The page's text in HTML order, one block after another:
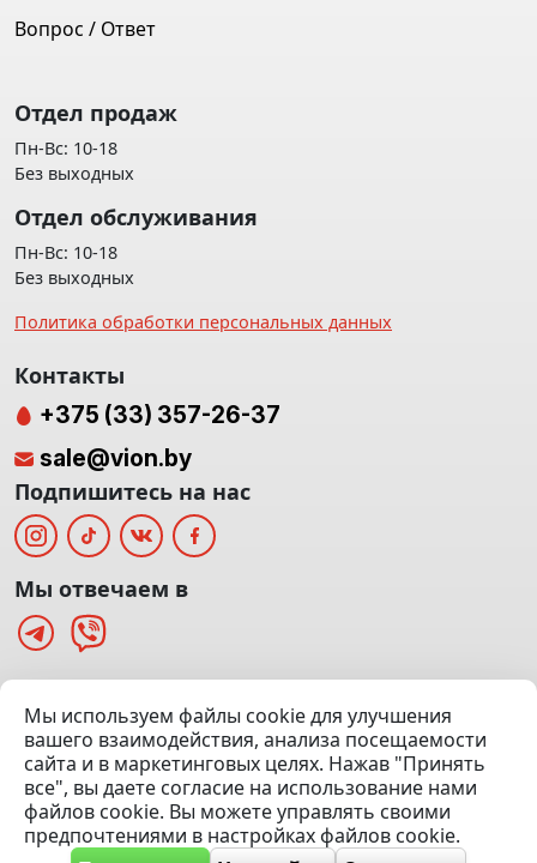
(Офис: 5 этаж | Осмотр авто: 5 этаж)
Посмотреть на карте
© 2020 — 2026 VION.BY — Продажа, выкуп и обмен | УНП
192961100 |Эвакуатор Минск
Вопрос / Ответ
Отдел продаж
Пн-Вс: 10-18
Без выходных
Отдел обслуживания
Пн-Вс: 10-18
Без выходных
Политика обработки персональных данных
Мы используем файлы cookie для улучшения
вашего взаимодействия, анализа посещаемости
сайта и в маркетинговых целях. Нажав "Принять
все", вы даете согласие на использование нами
файлов cookie. Вы можете управлять своими
предпочтениями в настройках файлов cookie.
Контакты
+375 (33) 357-26-37
sale@vion.by
Подпишитесь на нас
Мы отвечаем в